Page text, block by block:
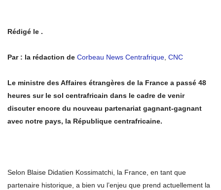
Rédigé le .
Par : la rédaction de Corbeau News Centrafrique, CNC
Le ministre des Affaires étrangères de la France a passé 48
heures sur le sol centrafricain dans le cadre de venir
discuter encore du nouveau partenariat gagnant-gagnant
avec notre pays, la République centrafricaine.
Selon Blaise Didatien Kossimatchi, la France, en tant que
partenaire historique, a bien vu l’enjeu que prend actuellement la